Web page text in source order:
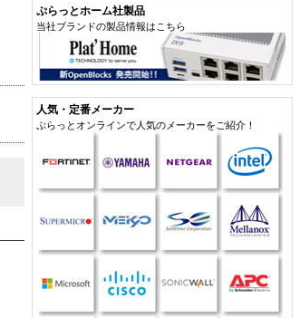
ぷらっとホーム社製品
当社ブランドの製品情報はこちら
人気・定番メーカー
ぷらっとオンラインで人気のメーカーをご紹介！